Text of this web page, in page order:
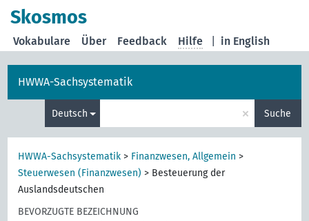
Skosmos
in English
Vokabulare Über Feedback Hilfe
HWWA-Sachsystematik
Deutsch × Suche
HWWA-Sachsystematik > Finanzwesen, Allgemein >
Steuerwesen (Finanzwesen) > Besteuerung der
Auslandsdeutschen
BEVORZUGTE BEZEICHNUNG